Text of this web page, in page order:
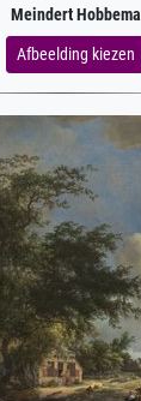
Meindert Hobbema
Afbeelding kiezen